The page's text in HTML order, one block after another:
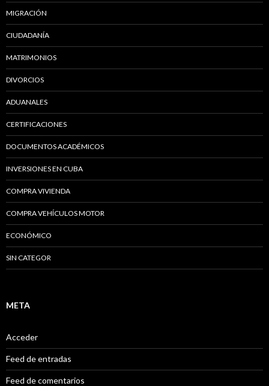
MIGRACIÓN
CIUDADANÍA
MATRIMONIOS
DIVORCIOS
ADUANALES
CERTIFICACIONES
DOCUMENTOS ACADÉMICOS
INVERSIONES EN CUBA
COMPRA VIVIENDA
COMPRA VEHÍCULOS MOTOR
ECONÓMICO
SIN CATEGOR
META
Acceder
Feed de entradas
Feed de comentarios